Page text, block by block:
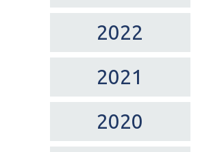
2022
2021
2020